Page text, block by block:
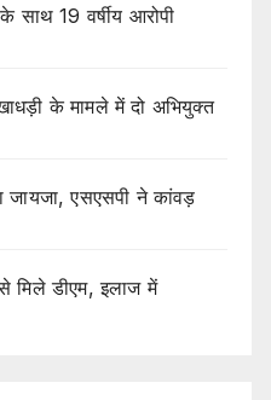
साथ 19 वर्षीय आरोपी
के मामले में दो अभियुक्त
जायजा, एसएसपी ने कांवड़
मिले डीएम, इलाज में